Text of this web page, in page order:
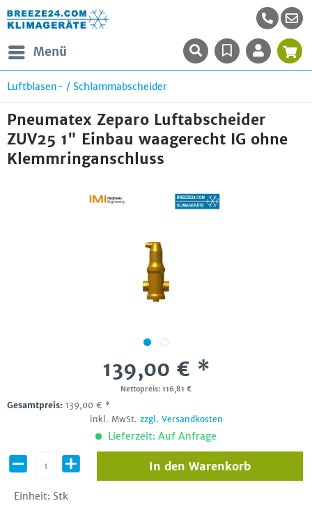
Menü
Luftblasen- / Schlammabscheider
Pneumatex Zeparo Luftabscheider
ZUV25 1" Einbau waagerecht IG ohne
Klemmringanschluss
139,00 € *
Nettopreis: 116,81 €
Gesamtpreis: 139,00 € *
inkl. MwSt. zzgl. Versandkosten
Lieferzeit: Auf Anfrage
Einheit: Stk
In den Warenkorb